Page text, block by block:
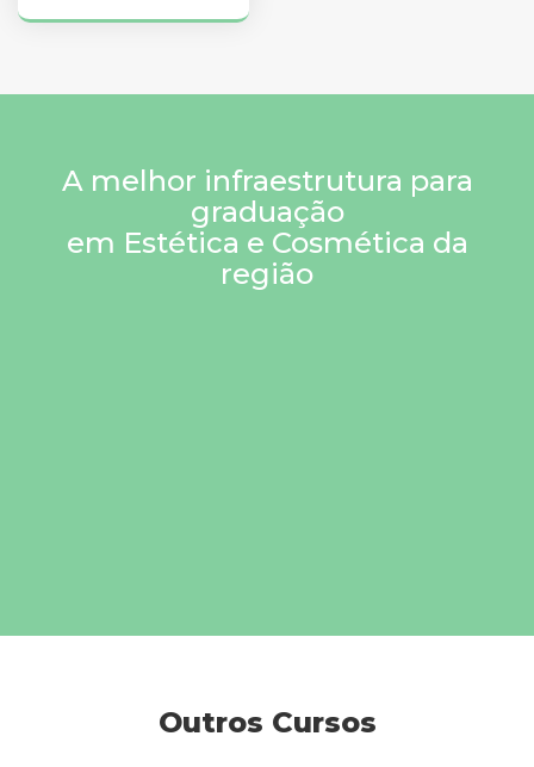
A melhor infraestrutura para
graduação
em Estética e Cosmética da
região
Outros Cursos